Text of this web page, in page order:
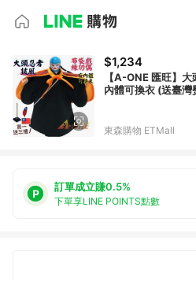
$1,234
【A-ONE 匯旺】
內體可換衣 (送臺灣
東森購物 ETMall
訂單成立賺0.5%
下單享LINE POINTS點數